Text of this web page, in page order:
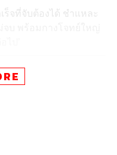
จที่จับต้องได้ ชำแหละ
ลือกตั้ง ท่าทีแรกที่
ปัญหาคอร์รัปชัน คือ